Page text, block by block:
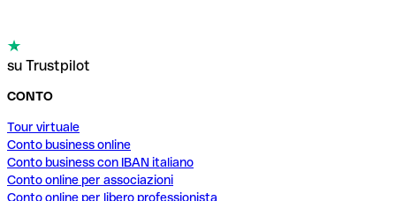
su Trustpilot
CONTO
Tour virtuale
Conto business online
Conto business con IBAN italiano
Conto online per associazioni
Conto online per libero professionista